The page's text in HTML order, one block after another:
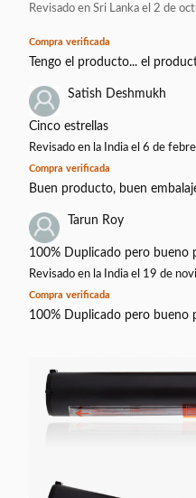
Revisado en Sri Lanka el 2 de
Compra verificada
Tengo el producto... el
Satish Deshmukh
Cinco estrellas
Revisado en la India el 6 de
Compra verificada
Buen producto, buen
Tarun Roy
100% Duplicado pero bueno
Revisado en la India el 19 de
Compra verificada
100% Duplicado pero bueno